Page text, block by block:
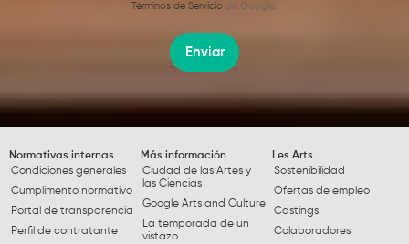
Términos de Servicio de Google.
Enviar
Normativas internas
Condiciones generales
Cumplimento normativo
Portal de transparencia
Perfil de contratante
Más información
Ciudad de las Artes y
las Ciencias
Google Arts and Culture
La temporada de un
vistazo
Les Arts
Sostenibilidad
Ofertas de empleo
Castings
Colaboradores